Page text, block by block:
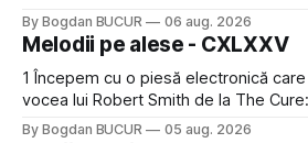
trâmbițatul parc (în afară de
apărute acolo astă-primăvară
pui și latră prin gard la lumea
zonă). Am avut, în schimb, o
By Bogdan BUCUR 06 aug. 2026
Melodii pe alese - CXLXXV
1 Începem cu o piesă electronică
vocea lui Robert Smith de la The
Crystal Castles, o formație cu multe
By Bogdan BUCUR 05 aug. 2026